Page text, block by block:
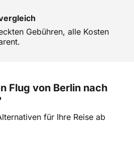
Gebühren, alle Kosten
Flug von Berlin nach
für Ihre Reise ab